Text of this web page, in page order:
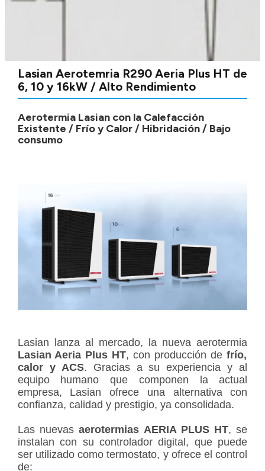
Lasian Aerotemria R290 Aeria Plus HT de
6, 10 y 16kW / Alto Rendimiento
Aerotermia Lasian con la Calefacción
Existente / Frío y Calor / Hibridación / Bajo
consumo
Lasian lanza al mercado, la nueva aerotermia
Lasian Aeria Plus HT, con producción de frío,
calor y ACS. Gracias a su experiencia y al
equipo humano que componen la actual
empresa, Lasian ofrece una alternativa con
confianza, calidad y prestigio, ya consolidada.
Las nuevasaerotermias AERIA PLUS HT, se
instalan con su controlador digital, que puede
ser utilizado como termostato, y ofrece el control
de: